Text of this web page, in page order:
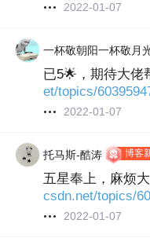
2022-01-07
一杯敬朝阳一杯敬月
已5🌟，期待大佬
et/topics/
2022-01-07
托马斯-酷涛 博客
五星奉上，麻烦
csdn.net/topics/
2022-01-07